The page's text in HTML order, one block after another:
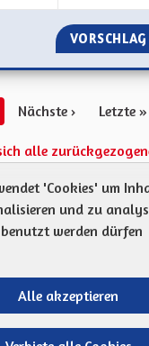
Nächste › Letzte »
alle
Charte de
Was sind
für initiatives
Dateien
Entre vos mains -
Entre vos mains
Entre vos
Entre
'Cookies' um
und zu
benutzt werden dürfen
Alle akzeptieren